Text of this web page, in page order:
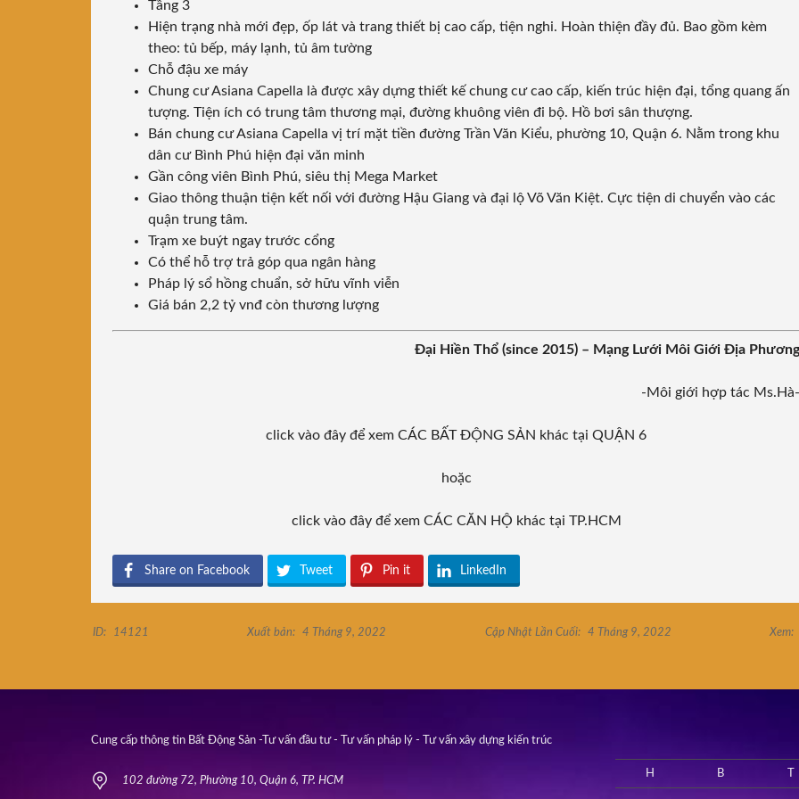
Tầng 3
Hiện trạng nhà mới đẹp, ốp lát và trang thiết bị cao cấp, tiện nghi. Hoàn thiện đầy đủ. Bao gồm kèm
theo: tủ bếp, máy lạnh, tủ âm tường
Chỗ đậu xe máy
Chung cư Asiana Capella là được xây dựng thiết kế chung cư cao cấp, kiến trúc hiện đại, tổng quang ấn
tượng. Tiện ích có trung tâm thương mại, đường khuông viên đi bộ. Hồ bơi sân thượng.
Bán chung cư Asiana Capella vị trí mặt tiền đường Trần Văn Kiểu, phường 10, Quận 6. Nằm trong khu
dân cư Bình Phú hiện đại văn minh
Gần công viên Bình Phú, siêu thị Mega Market
Giao thông thuận tiện kết nối với đường Hậu Giang và đại lộ Võ Văn Kiệt. Cực tiện di chuyển vào các
quận trung tâm.
Trạm xe buýt ngay trước cổng
Có thể hỗ trợ trả góp qua ngân hàng
Pháp lý sổ hồng chuẩn, sở hữu vĩnh viễn
Giá bán 2,2 tỷ vnđ còn thương lượng
Đại Hiền Thổ (since 2015) – Mạng Lưới Môi Giới Địa Phương
-Môi giới hợp tác Ms.Hà-
click vào đây để xem CÁC BẤT ĐỘNG SẢN khác tại QUẬN 6
hoặc
click vào đây để xem CÁC CĂN HỘ khác tại TP.HCM
Share on Facebook Tweet Pin it LinkedIn
ID: 14121 Xuất bản: 4 Tháng 9, 2022 Cập Nhật Lần Cuối: 4 Tháng 9, 2022 Xem:
Cung cấp thông tin Bất Động Sản -Tư vấn đầu tư - Tư vấn pháp lý - Tư vấn xây dựng kiến trúc
102 đường 72, Phường 10, Quận 6, TP. HCM
H B